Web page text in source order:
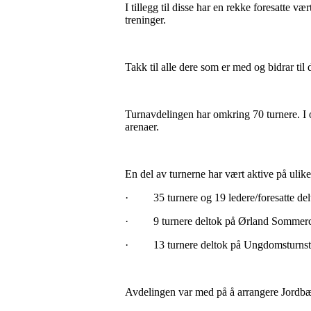
I tillegg til disse har en rekke foresatte
treninger.
Takk til alle dere som er med og bidrar til
Turnavdelingen har omkring 70 turnere. I
arenaer.
En del av turnerne har vært aktive på
· 35 turnere og 19 ledere/foresatte
· 9 turnere deltok på Ørland
· 13 turnere deltok på
Avdelingen var med på å arrangere